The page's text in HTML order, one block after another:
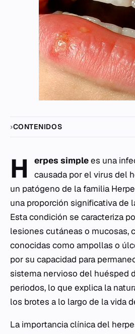
CONTENIDOS
H erpes simplees una
causada por el virus del
un patógeno de la familia
una proporción significativa de
Esta condición se caracteriza
lesiones cutáneas o mucosas,
conocidas como ampollas o
por su capacidad para
sistema nervioso del huésped
periodos, lo que explica la
los brotes a lo largo de la vida
La importancia clínica del